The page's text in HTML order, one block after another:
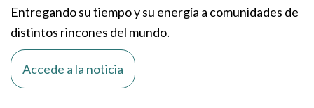
Entregando su tiempo y su energía a comunidades de
distintos rincones del mundo.
Accede a la noticia